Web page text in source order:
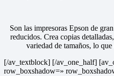
Son las impresoras Epson de
reducidos. Crea copias
variedad de tamaños, lo
[/av_textblock] [/av_one_half]
row_boxshadow=»